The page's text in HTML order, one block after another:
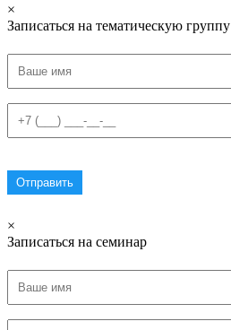
×
Записаться на тематическую группу
×
Записаться на семинар